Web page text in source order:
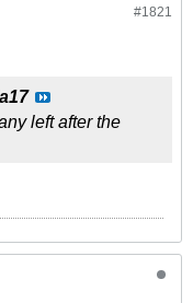
#1821
left after the